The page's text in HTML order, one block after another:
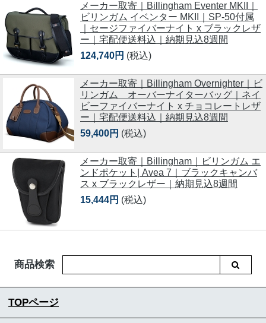
メーカー取寄｜Billingham Eventer MKII｜
ビリンガム イベンター MKII｜SP-50付属
｜セージファイバーナイト x ブラックレザ
ー｜宅配便送料込｜納期見込8週間
124,740円 (税込)
メーカー取寄｜Billingham Overnighter｜ビ
リンガム オーバーナイターバッグ｜ネイ
ビーファイバーナイト x チョコレートレザ
ー｜宅配便送料込｜納期見込8週間
59,400円 (税込)
メーカー取寄｜Billingham｜ビリンガム エ
ンドポケット| Avea 7｜ブラックキャンバ
ス x ブラックレザー｜納期見込8週間
15,444円 (税込)
商品検索
TOPページ